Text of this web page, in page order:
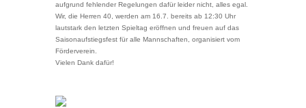
aufgrund fehlender Regelungen dafür leider nicht, alles egal.
Wir, die Herren 40, werden am 16.7. bereits ab 12:30 Uhr
lautstark den letzten Spieltag eröffnen und freuen auf das
Saisonaufstiegsfest für alle Mannschaften, organisiert vom
Förderverein.
Vielen Dank dafür!